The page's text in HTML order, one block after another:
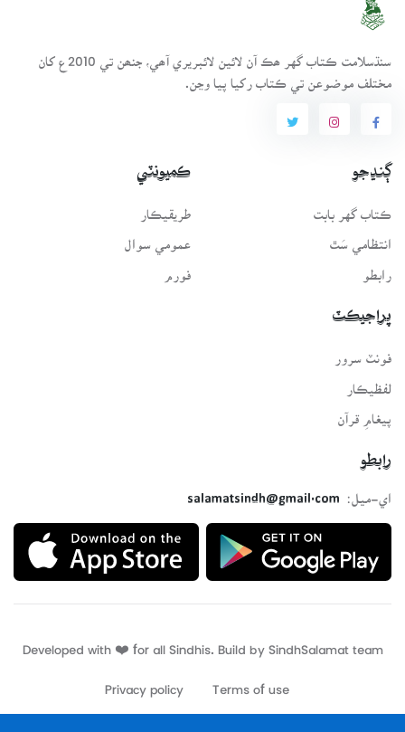
سنڌسلامت ڪتاب گهر ھڪ آن لائين لائبريري آھي، جنھن تي 2010ع کان
مختلف موضوعن تي ڪتاب رکيا پيا وڃن.
ڳنڍجو
ڪتاب گهر بابت
انتظامي سَٿ
رابطو
ڪميونٽي
طريقيڪار
عمومي سوال
فورم
پراجيڪٽ
فونٽ سرور
لفظيڪار
پيغامِ قرآن
رابطو
اي-ميل:
salamatsindh@gmail.com
Developed with ❤️ for all Sindhis. Build by SindhSalamat
Terms of use
Privacy policy